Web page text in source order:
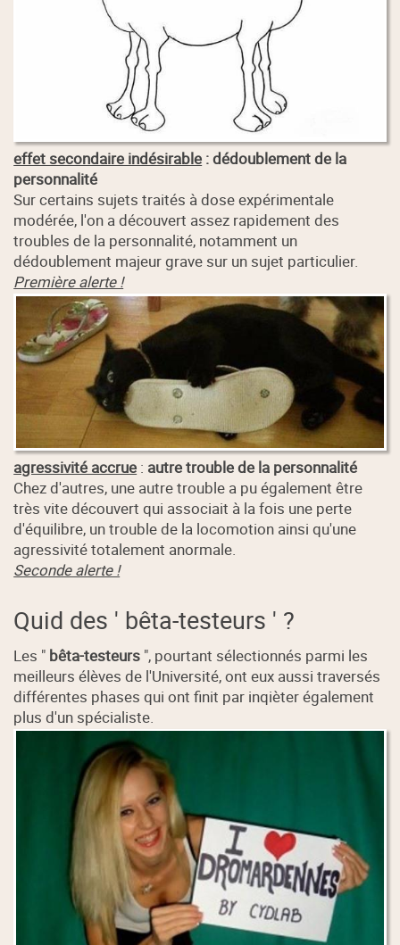
effet secondaire indésirable : dédoublement de la
personnalité
Sur certains sujets traités à dose expérimentale
modérée, l'on a découvert assez rapidement des
troubles de la personnalité, notamment un
dédoublement majeur grave sur un sujet particulier.
Première alerte !
agressivité accrue : autre trouble de la personnalité
Chez d'autres, une autre trouble a pu également être
très vite découvert qui associait à la fois une perte
d'équilibre, un trouble de la locomotion ainsi qu'une
agressivité totalement anormale.
Seconde alerte !
Quid des ' bêta-testeurs ' ?
Les " bêta-testeurs ", pourtant sélectionnés parmi les
meilleurs élèves de l'Université, ont eux aussi traversés
différentes phases qui ont finit par inqièter également
plus d'un spécialiste.